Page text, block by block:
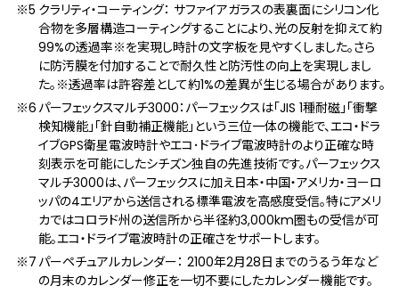
クラリティ・コーティング： サファイアガラスの表裏⾯にシリコン化
合物を多層構造コーティングすることにより、光の反射を抑えて約
99%の透過率※を実現し時計の文字板を見やすくしました。さら
に防汚膜を付加することで耐久性と防汚性の向上を実現しまし
た。※透過率は許容差として約1%の差異が生じる場合があります。
パーフェックスマルチ3000：パーフェックスは「JIS 1種耐磁」「衝撃
検知機能」「針自動補正機能」という三位一体の機能で、エコ・ドラ
イブGPS衛星電波時計やエコ･ドライブ電波時計のより正確な時
刻表示を可能にしたシチズン独自の先進技術です。パーフェックス
マルチ3000は、パーフェックスに加え日本・中国・アメリカ・ヨーロ
ッパの4エリアから送信される標準電波を高感度受信。特にアメリ
カではコロラド州の送信所から半径約3,000km圏もの受信が可
能。エコ・ドライブ電波時計の正確さをサポートします。
パーペチュアルカレンダー： 2100年2月28日までのうるう年など
の月末のカレンダー修正を一切不要にしたカレンダー機能です。